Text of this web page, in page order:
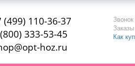
(499) 110-36-37
333-53-45
hoz.ru
Как